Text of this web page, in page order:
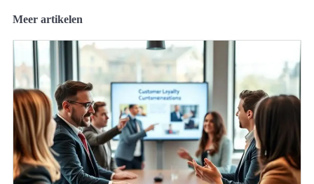
Meer artikelen